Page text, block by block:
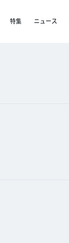
特集 ニュース